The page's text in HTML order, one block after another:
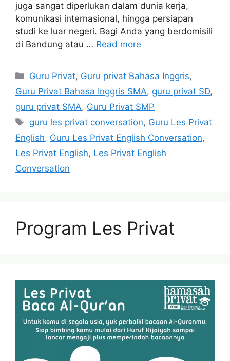
juga sangat diperlukan dalam dunia kerja,
komunikasi internasional, hingga persiapan
studi ke luar negeri. Bagi Anda yang berdomisili
di Bandung atau … Read more
Categories
Guru Privat, Guru privat Bahasa Inggris,
Guru Privat Bahasa Inggris SMA, guru privat SD,
guru privat SMA, Guru Privat SMP
Tags
guru les privat conversation, Guru Les Privat
English, Guru Les Privat English Conversation,
Les Privat English, Les Privat English
Conversation
Program Les Privat